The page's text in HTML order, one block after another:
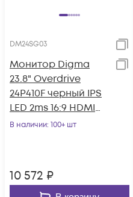
DM24SG03
Монитор Digma
23.8" Overdrive
24P410F черный IPS
LED 2ms 16:9 HDMI
матовая 300cd
В наличии: 100+ шт
10 572 ₽